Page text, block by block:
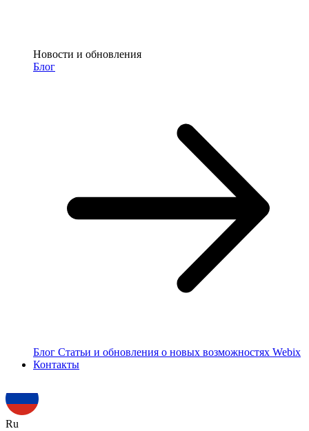
Новости и обновления
Блог
Блог Статьи и обновления о новых возможностях Webix
Контакты
Ru